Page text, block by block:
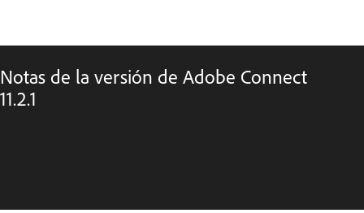
Notas de la versión de Adobe Connect
11.2.1